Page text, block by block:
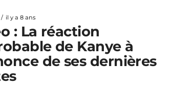
il y a 8 ans
: La réaction
de Kanye à
de ses dernières